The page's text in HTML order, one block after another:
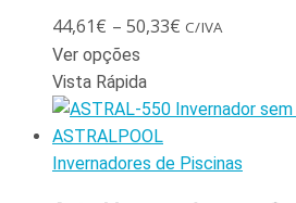
44,61€ – 50,33€ C/IVA
Ver opções
Vista Rápida
Invernadores de Piscinas